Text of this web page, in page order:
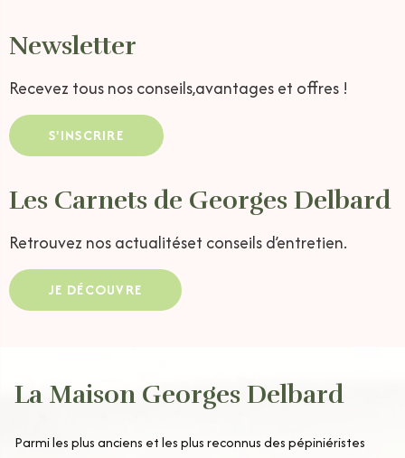
Newsletter
Recevez tous nos conseils,avantages et offres !
S'INSCRIRE
Les Carnets de Georges Delbard
Retrouvez nos actualitéset conseils d’entretien.
JE DÉCOUVRE
La Maison Georges Delbard
Parmi les plus anciens et les plus reconnus des pépiniéristes